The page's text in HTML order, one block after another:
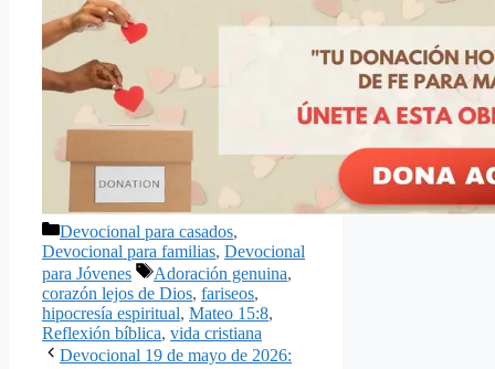
Categorías
Devocional para casados,
Devocional para familias, Devocional
para Jóvenes
Etiquetas
Adoración genuina,
corazón lejos de Dios, fariseos,
hipocresía espiritual, Mateo 15:8,
Reflexión bíblica, vida cristiana
Devocional 19 de mayo de 2026: